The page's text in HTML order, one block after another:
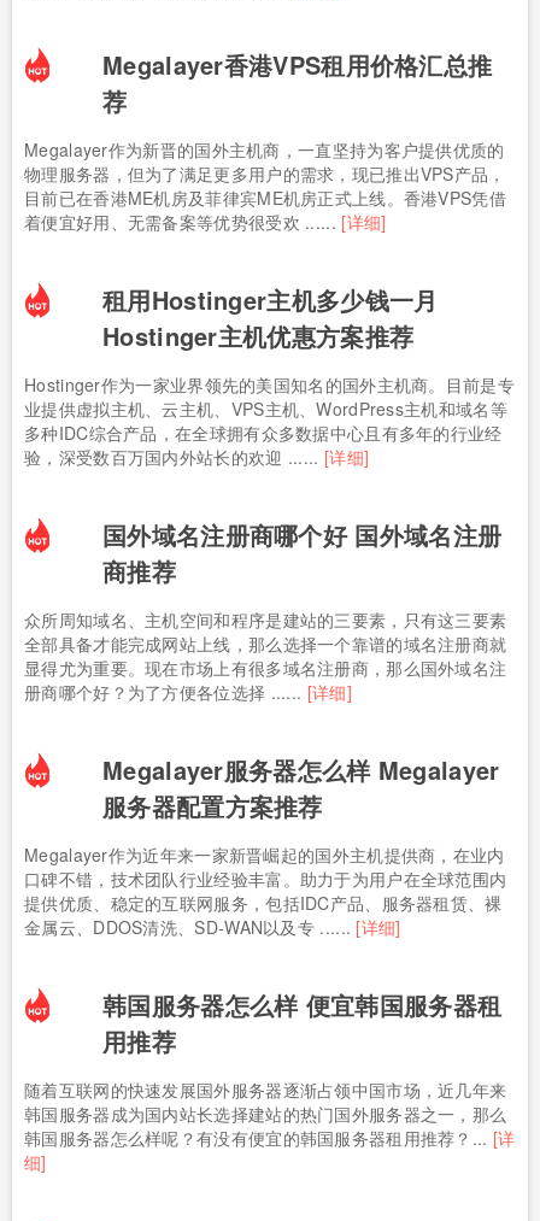
Megalayer香港VPS租用价格汇总推
荐
Megalayer作为新晋的国外主机商，一直坚持为客户提供优质的
物理服务器，但为了满足更多用户的需求，现已推出VPS产品，
目前已在香港ME机房及菲律宾ME机房正式上线。香港VPS凭借
着便宜好用、无需备案等优势很受欢 ...... [详细]
租用Hostinger主机多少钱一月
Hostinger主机优惠方案推荐
Hostinger作为一家业界领先的美国知名的国外主机商。目前是专
业提供虚拟主机、云主机、VPS主机、WordPress主机和域名等
多种IDC综合产品，在全球拥有众多数据中心且有多年的行业经
验，深受数百万国内外站长的欢迎 ...... [详细]
国外域名注册商哪个好 国外域名注册
商推荐
众所周知域名、主机空间和程序是建站的三要素，只有这三要素
全部具备才能完成网站上线，那么选择一个靠谱的域名注册商就
显得尤为重要。现在市场上有很多域名注册商，那么国外域名注
册商哪个好？为了方便各位选择 ...... [详细]
Megalayer服务器怎么样 Megalayer
服务器配置方案推荐
Megalayer作为近年来一家新晋崛起的国外主机提供商，在业内
口碑不错，技术团队行业经验丰富。助力于为用户在全球范围内
提供优质、稳定的互联网服务，包括IDC产品、服务器租赁、裸
金属云、DDOS清洗、SD-WAN以及专 ...... [详细]
韩国服务器怎么样 便宜韩国服务器租
用推荐
随着互联网的快速发展国外服务器逐渐占领中国市场，近几年来
韩国服务器成为国内站长选择建站的热门国外服务器之一，那么
韩国服务器怎么样呢？有没有便宜的韩国服务器租用推荐？... [详
细]